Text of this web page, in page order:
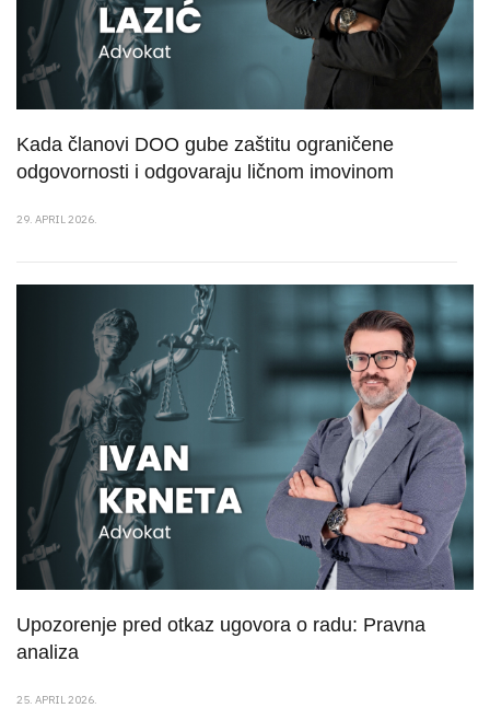
Kada članovi DOO gube zaštitu ograničene
odgovornosti i odgovaraju ličnom imovinom
29. APRIL 2026.
Upozorenje pred otkaz ugovora o radu: Pravna
analiza
25. APRIL 2026.